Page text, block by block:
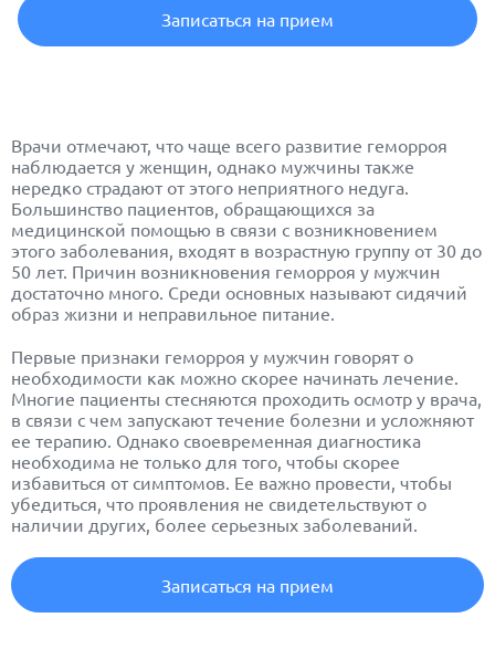
Записаться на прием
Врачи отмечают, что чаще всего развитие геморроя
наблюдается у женщин, однако мужчины также
нередко страдают от этого неприятного недуга.
Большинство пациентов, обращающихся за
медицинской помощью в связи с возникновением
этого заболевания, входят в возрастную группу от 30 до
50 лет. Причин возникновения геморроя у мужчин
достаточно много. Среди основных называют сидячий
образ жизни и неправильное питание.
Первые признаки геморроя у мужчин говорят о
необходимости как можно скорее начинать лечение.
Многие пациенты стесняются проходить осмотр у врача,
в связи с чем запускают течение болезни и усложняют
ее терапию. Однако своевременная диагностика
необходима не только для того, чтобы скорее
избавиться от симптомов. Ее важно провести, чтобы
убедиться, что проявления не свидетельствуют о
наличии других, более серьезных заболеваний.
Записаться на прием